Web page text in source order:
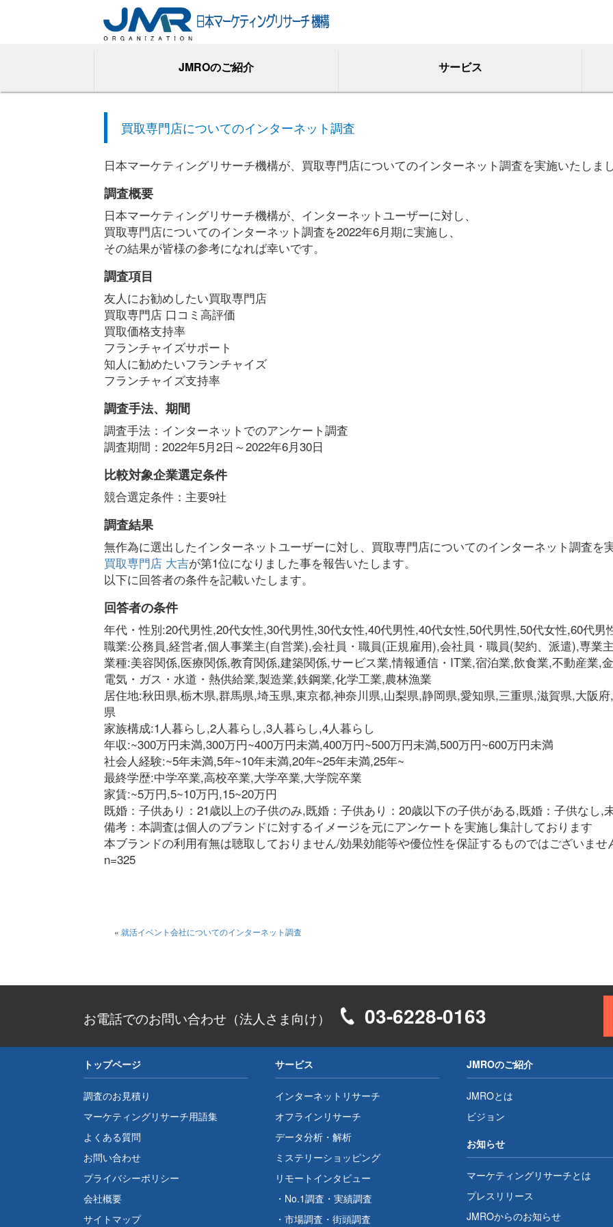
サービス
JMROのご紹介
買取専門店についてのインターネット調査
日本マーケティングリサーチ機構が、買取専門店についてのインターネット調査を実施いたしまし
調査概要
日本マーケティングリサーチ機構が、インターネットユーザーに対し、
買取専門店についてのインターネット調査を2022年6月期に実施し、
その結果が皆様の参考になれば幸いです。
調査項目
友人にお勧めしたい買取専門店
買取専門店 口コミ高評価
買取価格支持率
フランチャイズサポート
知人に勧めたいフランチャイズ
フランチャイズ支持率
調査手法、期間
調査手法：インターネットでのアンケート調査
調査期間：2022年5月2日～2022年6月30日
比較対象企業選定条件
競合選定条件：主要9社
調査結果
無作為に選出したインターネットユーザーに対し、買取専門店についてのインターネット調査を実
買取専門店 大吉が第1位になりました事を報告いたします。
以下に回答者の条件を記載いたします。
回答者の条件
年代・性別:20代男性,20代女性,30代男性,30代女性,40代男性,40代女性,50代男性,50代女性,60代男
職業:公務員,経営者,個人事業主(自営業),会社員・職員(正規雇用),会社員・職員(契約、派遣),専業
業種:美容関係,医療関係,教育関係,建築関係,サービス業,情報通信・IT業,宿泊業,飲食業,不動産業,
電気・ガス・水道・熱供給業,製造業,鉄鋼業,化学工業,農林漁業
居住地:秋田県,栃木県,群馬県,埼玉県,東京都,神奈川県,山梨県,静岡県,愛知県,三重県,滋賀県,大阪
県
家族構成:1人暮らし,2人暮らし,3人暮らし,4人暮らし
年収:~300万円未満,300万円~400万円未満,400万円~500万円未満,500万円~600万円未満
社会人経験:~5年未満,5年~10年未満,20年~25年未満,25年~
最終学歴:中学卒業,高校卒業,大学卒業,大学院卒業
家賃:~5万円,5~10万円,15~20万円
既婚：子供あり：21歳以上の子供のみ,既婚：子供あり：20歳以下の子供がある,既婚：子供なし,
備考：本調査は個人のブランドに対するイメージを元にアンケートを実施し集計しております
本ブランドの利用有無は聴取しておりません/効果効能等や優位性を保証するものではございませ
n=325
« 就活イベント会社についてのインターネット調査
お電話でのお問い合わせ（法人さま向け） 03-6228-0163
トップページ
調査のお見積り
マーケティングリサーチ用語集
よくある質問
お問い合わせ
プライバシーポリシー
会社概要
サイトマップ
サービス
インターネットリサーチ
オフラインリサーチ
データ分析・解析
ミステリーショッピング
リモートインタビュー
・ No.1調査 ・ 実績調査
・ 市場調査 ・ 街頭調査
JMROのご紹介
JMROとは
ビジョン
お知らせ
マーケティングリサーチとは
プレスリリース
JMROからのお知らせ